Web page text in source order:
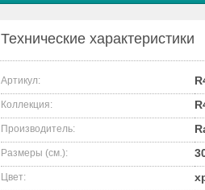
Технические характеристики
Артикул:
Коллекция:
Производитель:
Размеры (см.):
Цвет: